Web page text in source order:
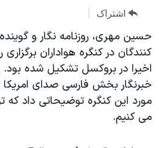
جهش
به
صفحه
اصلی
جهش
به
جستجو
ایران
جهان
ورزشی
گزیده‌ها
ویژه برنامه‌ها
برنامه های تلویزیونی
جدول برنامه ها
صفحه‌های ویژه
جام جهانی ۲۰۲۶
عملیات خشم حماسی
۲۵۰سالگی آمریکا
فرکانس‌های صدای آمریکا
پخش رادیویی
یادگیری زبان انگلیسی
اشتراک
حسين مهری، روزنامه نگار و
کنندگان در کنگره هواداران برگزاری
اخيرا در بروکسل تشکيل شده
خبرنگار بخش فارسی صدای
مورد اين کنگره توضيحاتی داد
می کنيم.